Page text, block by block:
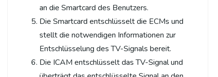
an die Smartcard des Benutzers.
Die Smartcard entschlüsselt die ECMs und
stellt die notwendigen Informationen zur
Entschlüsselung des TV-Signals bereit.
Die ICAM entschlüsselt das TV-Signal und